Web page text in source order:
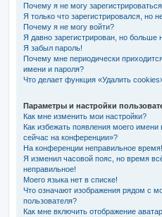
Почему я не могу
Я только что зарегистрировался, но
Почему я не могу войти?
Я давно зарегистрирован, но больше
Я забыл пароль!
Почему мне периодически
имени и пароля?
Что делает функция «Удалить
Параметры и настройки
Как мне изменить мои настройки?
Как избежать появления моего имени
сейчас на конференции»?
На конференции неправильное время!
Я изменил часовой пояс, но время
неправильное!
Моего языка нет в списке!
Что означают изображения рядом с
пользователя?
Как мне включить отображение